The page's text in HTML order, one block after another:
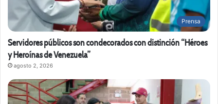
Prensa
Servidores públicos son condecorados con distinción “Héroes
y Heroínas de Venezuela”
agosto 2, 2026